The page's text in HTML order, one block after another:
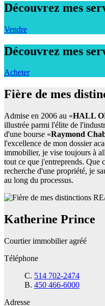
Découvrez mes
Vendre
Découvrez mes
Acheter
Fière de mes
Admise en 2006 au «HALL
illustrée parmi l'élite de
d'une bourse «Raymond
l'excellence de mon dossier
immobilier, je vise toujours à
tout ce que j'entreprends. Que
recherche d'une propriété, je
au long du processus.
Katherine Prince
Courtier immobilier agréé
Téléphone
C. 514 702-2474
B. 450 466-6000
Adresse